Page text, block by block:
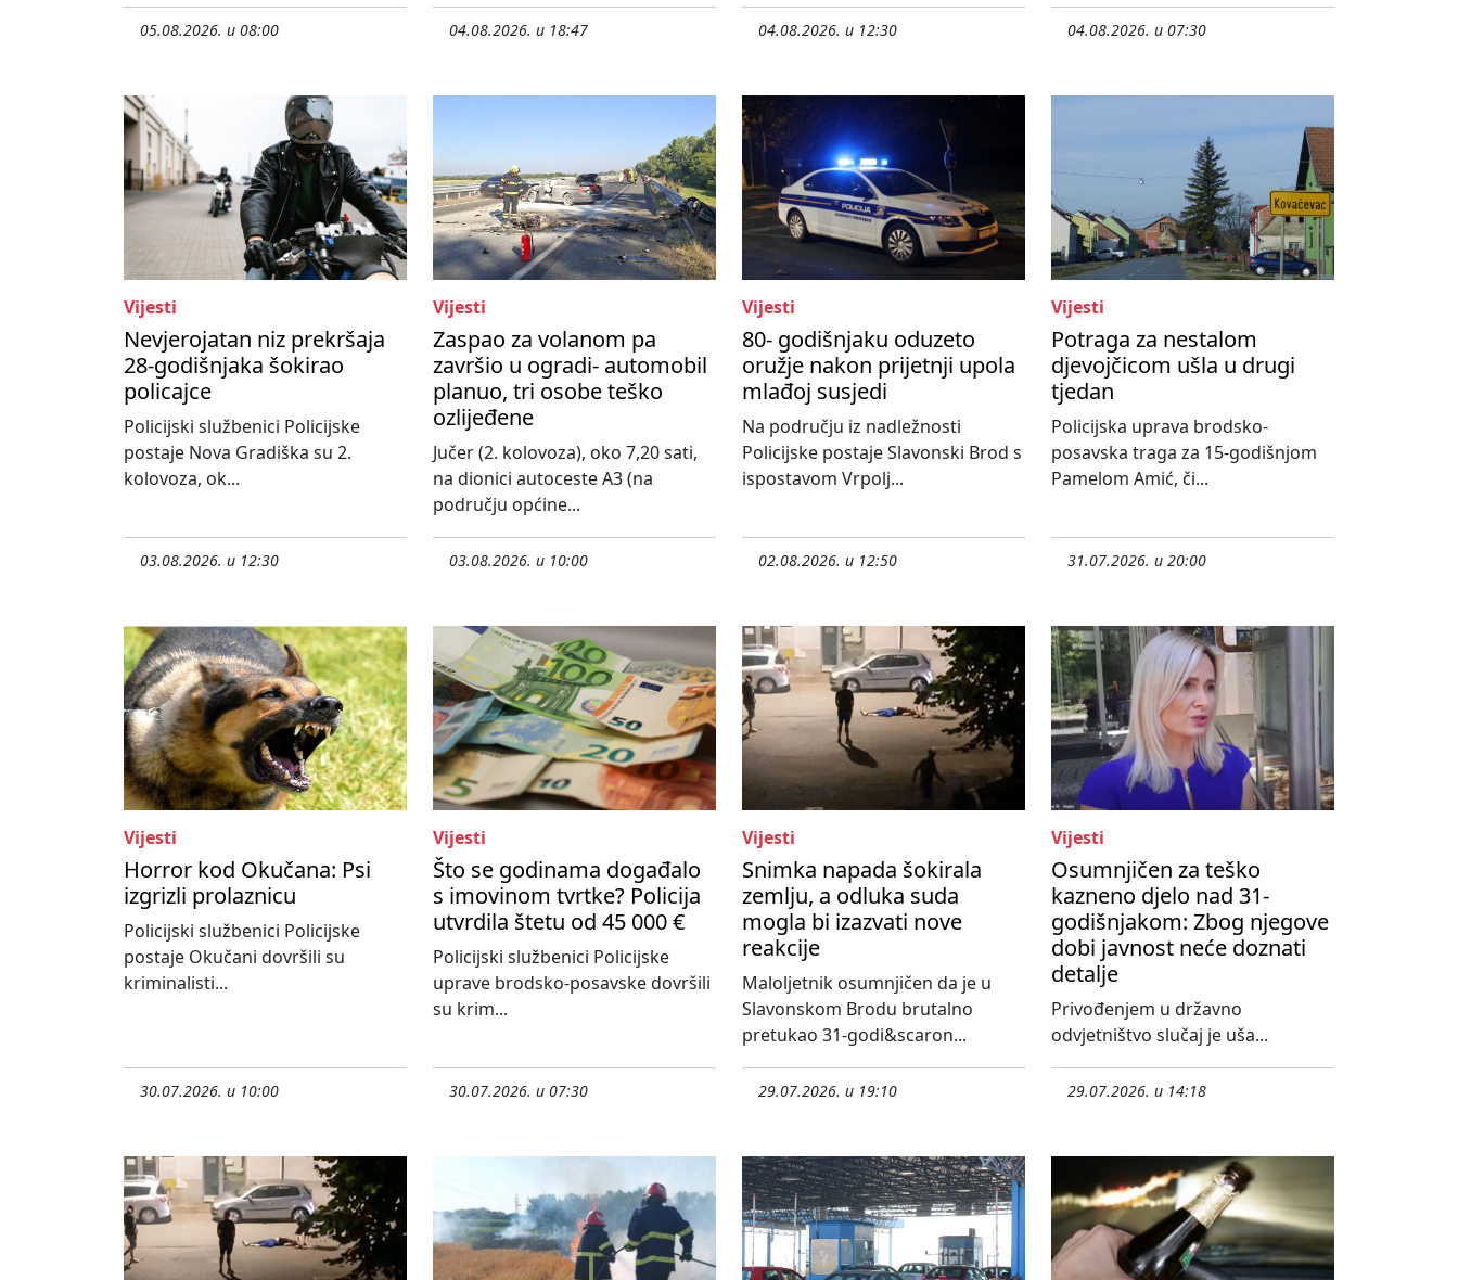
05.08.2026. u 08:00 04.08.2026. u 18:47 04.08.2026. u 12:30 04.08.2026. u 07:30
Vijesti
Nevjerojatan niz prekršaja
28-godišnjaka šokirao
policajce
Policijski službenici Policijske
postaje Nova Gradiška su 2.
kolovoza, ok...
03.08.2026. u 12:30
Vijesti
Zaspao za volanom pa
završio u ogradi- automobil
planuo, tri osobe teško
ozlijeđene
Jučer (2. kolovoza), oko 7,20 sati,
na dionici autoceste A3 (na
području općine...
03.08.2026. u 10:00
Vijesti
80- godišnjaku oduzeto
oružje nakon prijetnji upola
mlađoj susjedi
Na području iz nadležnosti
Policijske postaje Slavonski Brod s
ispostavom Vrpolj...
02.08.2026. u 12:50
Vijesti
Potraga za nestalom
djevojčicom ušla u drugi
tjedan
Policijska uprava brodsko-
posavska traga za 15-godišnjom
Pamelom Amić, či...
31.07.2026. u 20:00
Vijesti
Horror kod Okučana: Psi
izgrizli prolaznicu
Policijski službenici Policijske
postaje Okučani dovršili su
kriminalisti...
30.07.2026. u 10:00
Vijesti
Što se godinama događalo
s imovinom tvrtke? Policija
utvrdila štetu od 45 000 €
Policijski službenici Policijske
uprave brodsko-posavske dovršili
su krim...
30.07.2026. u 07:30
Vijesti
Snimka napada šokirala
zemlju, a odluka suda
mogla bi izazvati nove
reakcije
Maloljetnik osumnjičen da je u
Slavonskom Brodu brutalno
pretukao 31-godi&scaron...
29.07.2026. u 19:10
Vijesti
Osumnjičen za teško
kazneno djelo nad 31-
godišnjakom: Zbog njegove
dobi javnost neće doznati
detalje
Privođenjem u državno
odvjetništvo slučaj je uša...
29.07.2026. u 14:18